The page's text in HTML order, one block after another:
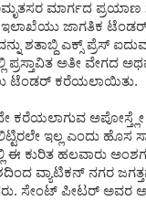
ಮಾರ್ಗದ
ಇಲಾಖೆಯು ಜಾಗತಿಕ
ಶತಾಬ್ದಿ ಎಕ್ಸ್ ಪ್ರೆಸ್
ಪ್ರಸ್ತಾವಿತ ಅತೀ ವೇಗದ
ಟೆಂಡರ್ ಕರೆಯಲಾಯಿತು.
ಕರೆಯಲಾಗುವ
ಇಲ್ಲ ಎಂದು ಹೊಸ
ಈ ಕುರಿತ ಹಲವಾರು
ವ್ಯಾಟಿಕನ್ ನಗರ
ಸೇಂಟ್ ಪೀಟರ್ ಅವರ